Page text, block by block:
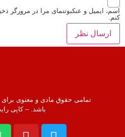
ایمیل و عنکبوتنمای مرا در مرورگر ذخیر کن
تمامی حقوق مادی و معنوی برای
باشد. – کاپی رایت 1401